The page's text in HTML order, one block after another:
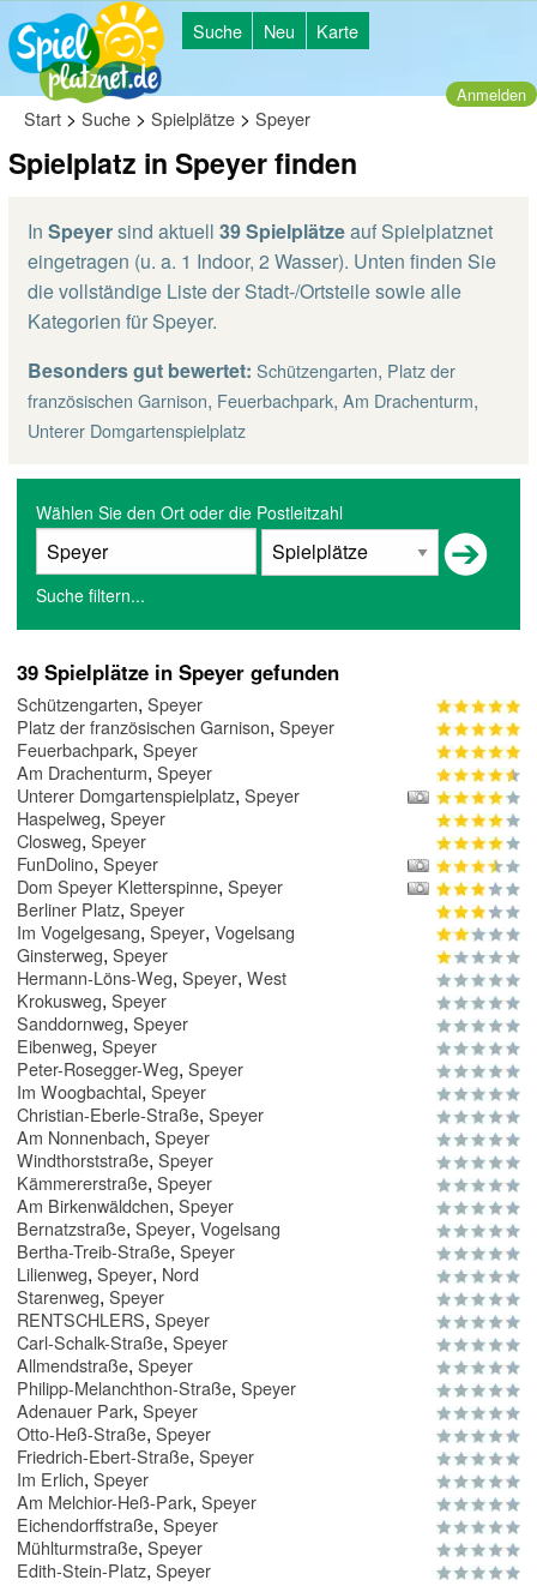
Suche Neu Karte
Anmelden
Start > Suche > Spielplätze > Speyer
Spielplatz in Speyer finden
In Speyersind aktuell 39 Spielplätzeauf Spielplatznet
eingetragen (u. a. 1 Indoor, 2 Wasser). Unten finden Sie
die vollständige Liste der Stadt-/Ortsteile sowie alle
Kategorien für Speyer.
Besonders gut bewertet: Schützengarten, Platz der
französischen Garnison, Feuerbachpark, Am Drachenturm,
Unterer Domgartenspielplatz
Wählen Sie den Ort oder die Postleitzahl
Suche filtern...
39 Spielplätze in Speyer gefunden
Schützengarten, Speyer
Platz der französischen Garnison, Speyer
Feuerbachpark, Speyer
Am Drachenturm, Speyer
Unterer Domgartenspielplatz, Speyer
Haspelweg, Speyer
Closweg, Speyer
FunDolino, Speyer
Dom Speyer Kletterspinne, Speyer
Berliner Platz, Speyer
Im Vogelgesang, Speyer, Vogelsang
Ginsterweg, Speyer
Hermann-Löns-Weg, Speyer, West
Krokusweg, Speyer
Sanddornweg, Speyer
Eibenweg, Speyer
Peter-Rosegger-Weg, Speyer
Im Woogbachtal, Speyer
Christian-Eberle-Straße, Speyer
Am Nonnenbach, Speyer
Windthorststraße, Speyer
Kämmererstraße, Speyer
Am Birkenwäldchen, Speyer
Bernatzstraße, Speyer, Vogelsang
Bertha-Treib-Straße, Speyer
Lilienweg, Speyer, Nord
Starenweg, Speyer
RENTSCHLERS, Speyer
Carl-Schalk-Straße, Speyer
Allmendstraße, Speyer
Philipp-Melanchthon-Straße, Speyer
Adenauer Park, Speyer
Otto-Heß-Straße, Speyer
Friedrich-Ebert-Straße, Speyer
Im Erlich, Speyer
Am Melchior-Heß-Park, Speyer
Eichendorffstraße, Speyer
Mühlturmstraße, Speyer
Edith-Stein-Platz, Speyer